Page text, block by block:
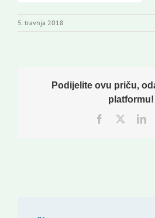
5. travnja 2018
Podijelite ovu priču,
platformu!
Facebook
Twitter